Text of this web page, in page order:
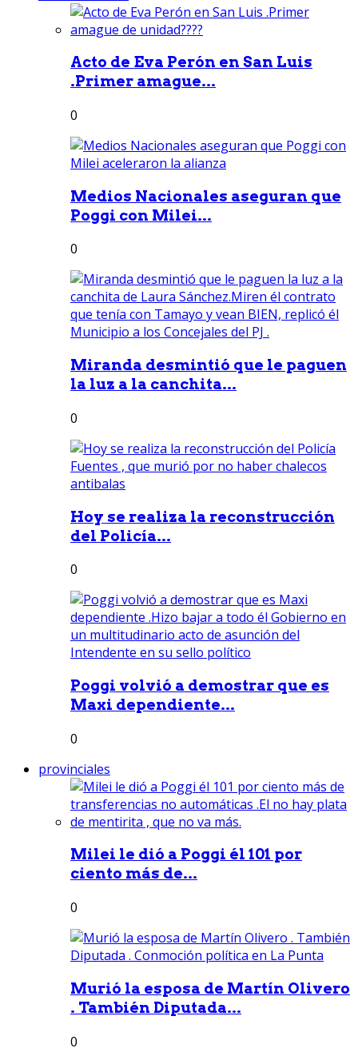
Acto de Eva Perón en San Luis
.Primer amague...
0
Medios Nacionales aseguran que
Poggi con Milei...
0
Miranda desmintió que le paguen
la luz a la canchita...
0
Hoy se realiza la reconstrucción
del Policía...
0
Poggi volvió a demostrar que es
Maxi dependiente...
0
provinciales
Milei le dió a Poggi él 101 por
ciento más de...
0
Murió la esposa de Martín Olivero
. También Diputada...
0